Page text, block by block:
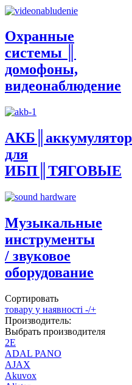
Охранные
системы ║
домофоны,
видеонаблюдение
для
ИБП║ТЯГОВЫЕ
Музыкальные
инструменты
/ звуковое
оборудование
Сортировать
товару у наявності -/+
Производитель:
Выбрать производителя
2E
ADAL PANO
AJAX
Akuvox